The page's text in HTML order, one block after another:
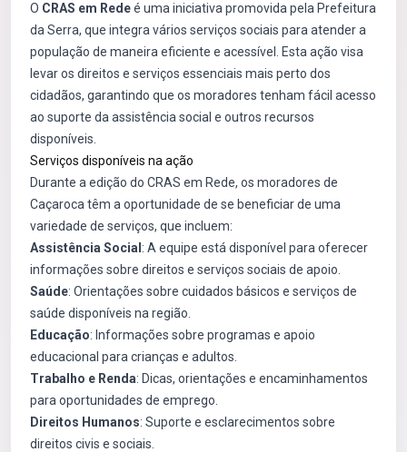
O CRAS em Redeé uma iniciativa promovida pela Prefeitura
da Serra, que integra vários serviços sociais para atender a
população de maneira eficiente e acessível. Esta ação visa
levar os direitos e serviços essenciais mais perto dos
cidadãos, garantindo que os moradores tenham fácil acesso
ao suporte da assistência social e outros recursos
disponíveis.
Serviços disponíveis na ação
Durante a edição do CRAS em Rede, os moradores de
Caçaroca têm a oportunidade de se beneficiar de uma
variedade de serviços, que incluem:
Assistência Social : A equipe está disponível para oferecer
informações sobre direitos e serviços sociais de apoio.
Saúde: Orientações sobre cuidados básicos e serviços de
saúde disponíveis na região.
Educação: Informações sobre programas e apoio
educacional para crianças e adultos.
Trabalho e Renda: Dicas, orientações e encaminhamentos
para oportunidades de emprego.
Direitos Humanos: Suporte e esclarecimentos sobre
direitos civis e sociais.